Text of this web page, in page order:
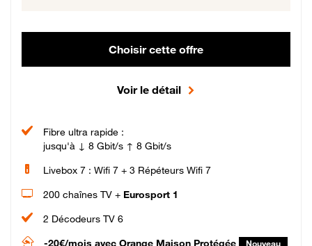
Choisir cette offre
Voir le détail
Fibre ultra rapide :
jusqu'à ↓ 8 Gbit/s ↑ 8 Gbit/s
Livebox 7 : Wifi 7 + 3 Répéteurs Wifi 7
200 chaînes TV + Eurosport 1
2 Décodeurs TV 6
-20€/mois avec Orange Maison Protégée Nouveau